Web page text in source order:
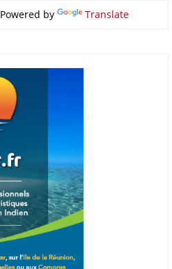
Powered by Translate